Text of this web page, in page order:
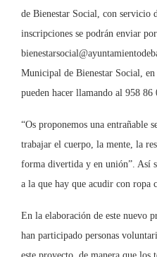
de Bienestar Social, con servicio
inscripciones se podrán enviar
Municipal de Bienestar Social,
pueden hacer llamando al 958 86
“Os proponemos una entrañable
trabajar el cuerpo, la mente, la
forma divertida y en unión”. Así
a la que hay que acudir con ropa
En la elaboración de este nuevo
han participado personas